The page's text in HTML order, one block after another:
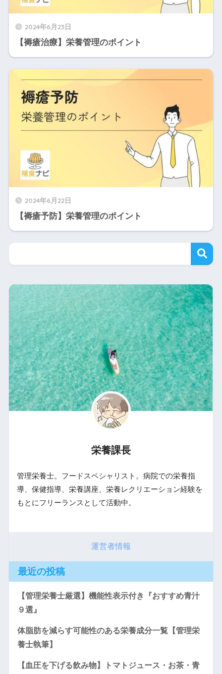
2024年6月23日
【褥瘡治療】栄養管理のポイント
2024年6月22日
【褥瘡予防】栄養管理のポイント
栄養課長
管理栄養士。フードスペシャリスト。病院での栄養指
導、保健指導、栄養講座、栄養レクリエーション経験を
もとにフリーランスとして活動中。
運営者情報
最近の投稿
【管理栄養士厳選】機能性表示付き『おすすめ青汁
９選』
体脂肪を減らす可能性のある栄養成分一覧【管理栄
養士執筆】
【血圧を下げる飲み物】トマトジュース・お茶・青